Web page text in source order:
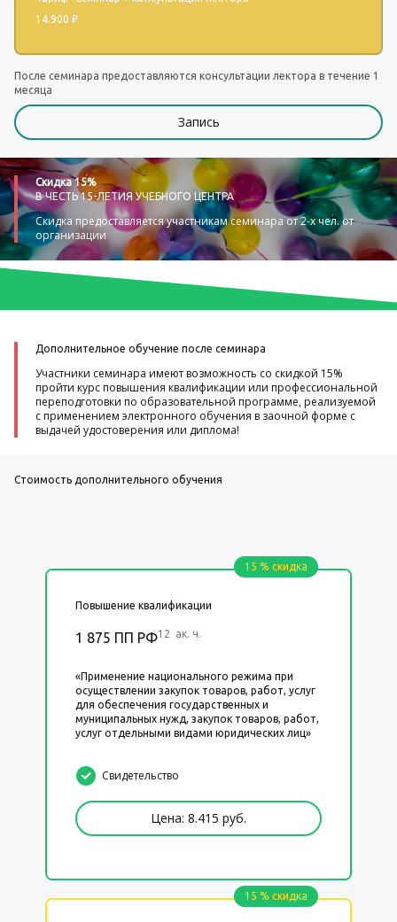
14.900 ₽
После семинара предоставляются консультации лектора в течение 1
месяца
Запись
Скидка 15%
В ЧЕСТЬ 15-ЛЕТИЯ УЧЕБНОГО ЦЕНТРА
Скидка предоставляется участникам семинара от 2-х чел. от
организации
Дополнительное обучение после семинара
Участники семинара имеют возможность со скидкой 15%
пройти курс повышения квалификации или профессиональной
переподготовки по образовательной программе, реализуемой
с применением электронного обучения в заочной форме с
выдачей удостоверения или диплома!
Стоимость дополнительного обучения
15 % скидка
Повышение квалификации
1 875 ПП РФ12 ак. ч.
«Применение национального режима при
осуществлении закупок товаров, работ, услуг
для обеспечения государственных и
муниципальных нужд, закупок товаров, работ,
услуг отдельными видами юридических лиц»
Свидетельство
Цена: 8.415 руб.
15 % скидка